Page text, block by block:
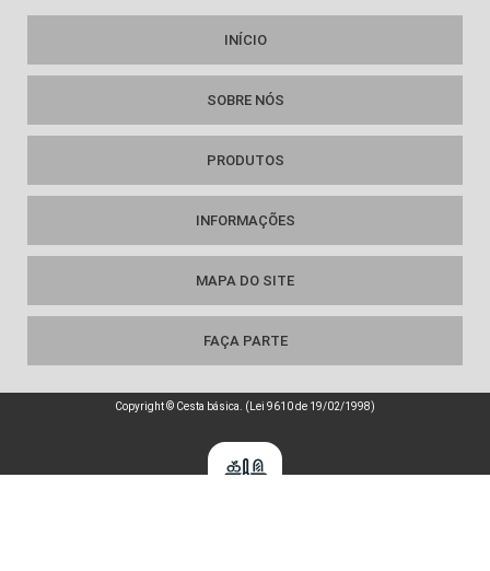
INÍCIO
SOBRE NÓS
PRODUTOS
INFORMAÇÕES
MAPA DO SITE
FAÇA PARTE
Copyright © Cesta básica. (Lei 9610 de 19/02/1998)